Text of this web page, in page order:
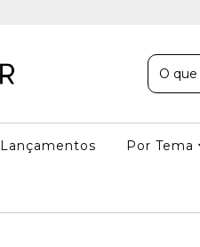
Lançamentos Por Tema